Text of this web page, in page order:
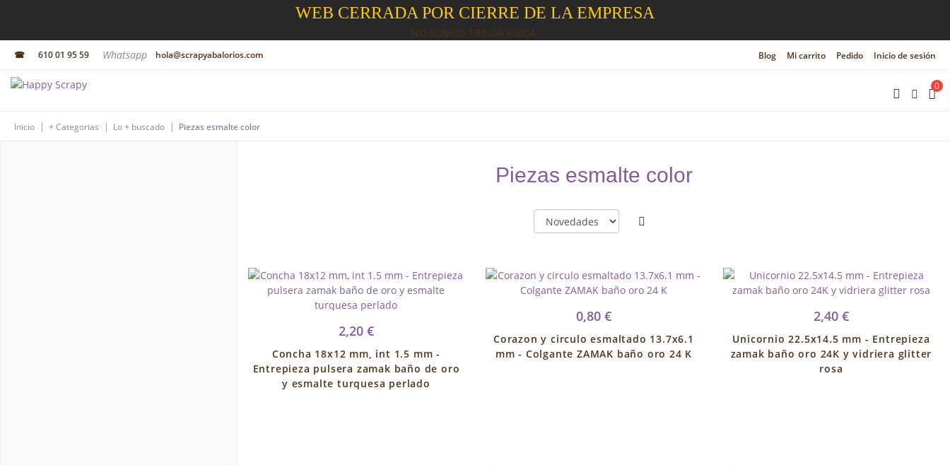
WEB CERRADA POR CIERRE DE LA EMPRESA
NO SOMOS TIENDA FISICA
☎ 610 01 95 59 Whatsapp hola@scrapyabalorios.com Blog Mi carrito Pedido Inicio de sesión
0
Inicio | + Categorias | Lo + buscado | Piezas esmalte color
Piezas esmalte color
2,20 €
Concha 18x12 mm, int 1.5 mm -
Entrepieza pulsera zamak baño de oro
y esmalte turquesa perlado
0,80 €
Corazon y circulo esmaltado 13.7x6.1
mm - Colgante ZAMAK baño oro 24 K
2,40 €
Unicornio 22.5x14.5 mm - Entrepieza
zamak baño oro 24K y vidriera glitter
rosa